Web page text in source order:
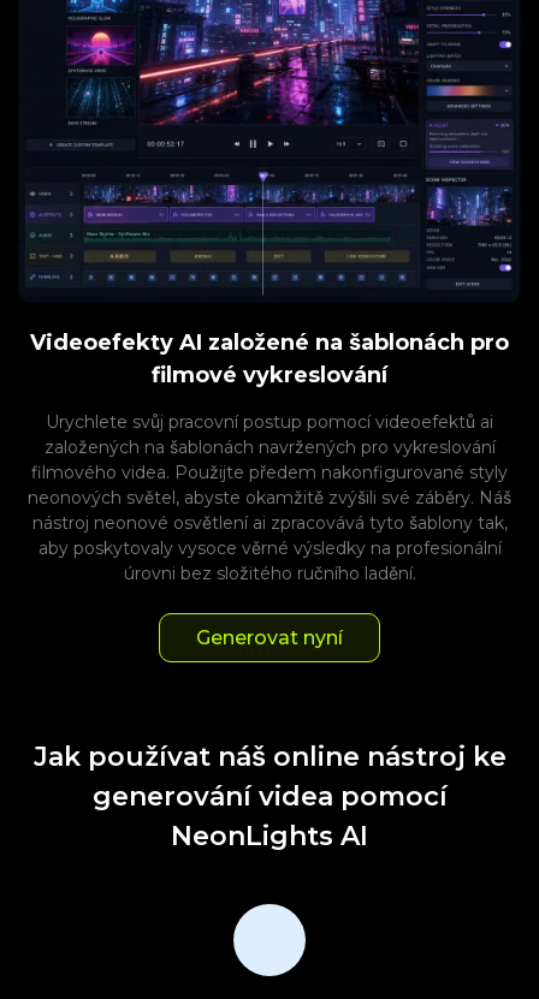
Videoefekty AI založené na šablonách pro
filmové vykreslování
Urychlete svůj pracovní postup pomocí videoefektů ai
založených na šablonách navržených pro vykreslování
filmového videa. Použijte předem nakonfigurované styly
neonových světel, abyste okamžitě zvýšili své záběry. Náš
nástroj neonové osvětlení ai zpracovává tyto šablony tak,
aby poskytovaly vysoce věrné výsledky na profesionální
úrovni bez složitého ručního ladění.
Generovat nyní
Jak používat náš online nástroj ke
generování videa pomocí
NeonLights AI